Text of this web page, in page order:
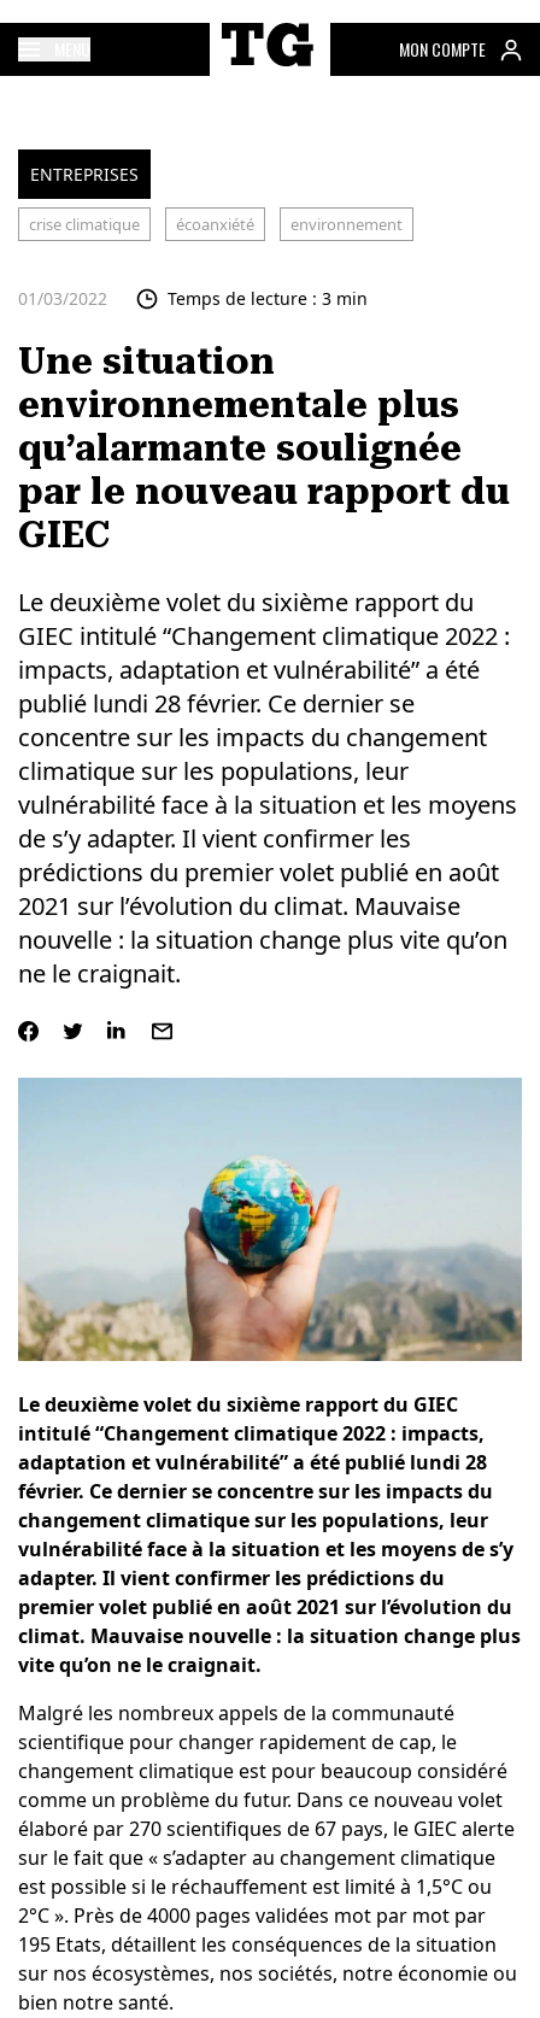
MON COMPTE
ENTREPRISES
crise climatique écoanxiété environnement
01/03/2022 Temps de lecture : 3 min
Une situation
environnementale plus
qu’alarmante soulignée
par le nouveau rapport du
GIEC
Le deuxième volet du sixième rapport du
GIEC intitulé “Changement climatique 2022 :
impacts, adaptation et vulnérabilité” a été
publié lundi 28 février. Ce dernier se
concentre sur les impacts du changement
climatique sur les populations, leur
vulnérabilité face à la situation et les moyens
de s’y adapter. Il vient confirmer les
prédictions du premier volet publié en août
2021 sur l’évolution du climat. Mauvaise
nouvelle : la situation change plus vite qu’on
ne le craignait.
Le deuxième volet du sixième rapport du GIEC
intitulé “Changement climatique 2022 : impacts,
adaptation et vulnérabilité” a été publié lundi 28
février. Ce dernier se concentre sur les impacts du
changement climatique sur les populations, leur
vulnérabilité face à la situation et les moyens de s’y
adapter. Il vient confirmer les prédictions du
premier volet publié en août 2021 sur l’évolution du
climat. Mauvaise nouvelle : la situation change plus
vite qu’on ne le craignait.
Malgré les nombreux appels de la communauté
scientifique pour changer rapidement de cap, le
changement climatique est pour beaucoup considéré
comme un problème du futur. Dans ce nouveau volet
élaboré par 270 scientifiques de 67 pays, le GIECalerte
sur le fait que « s’adapter au changement climatique
est possible si le réchauffement est limité à 1,5°C ou
2°C ». Près de 4000 pages validées mot par mot par
195 Etats, détaillent les conséquences de la situation
sur nos écosystèmes, nos sociétés, notre économie ou
bien notre santé.